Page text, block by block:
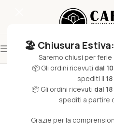
🏖️ Chiusura
Saremo chiusi per ferie
📦 Gli ordini ricevuti dal
spediti il
📦 Gli ordini ricevuti dal
spediti a partire
Grazie per la